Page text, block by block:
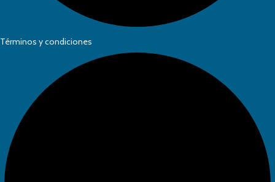
Términos y condiciones